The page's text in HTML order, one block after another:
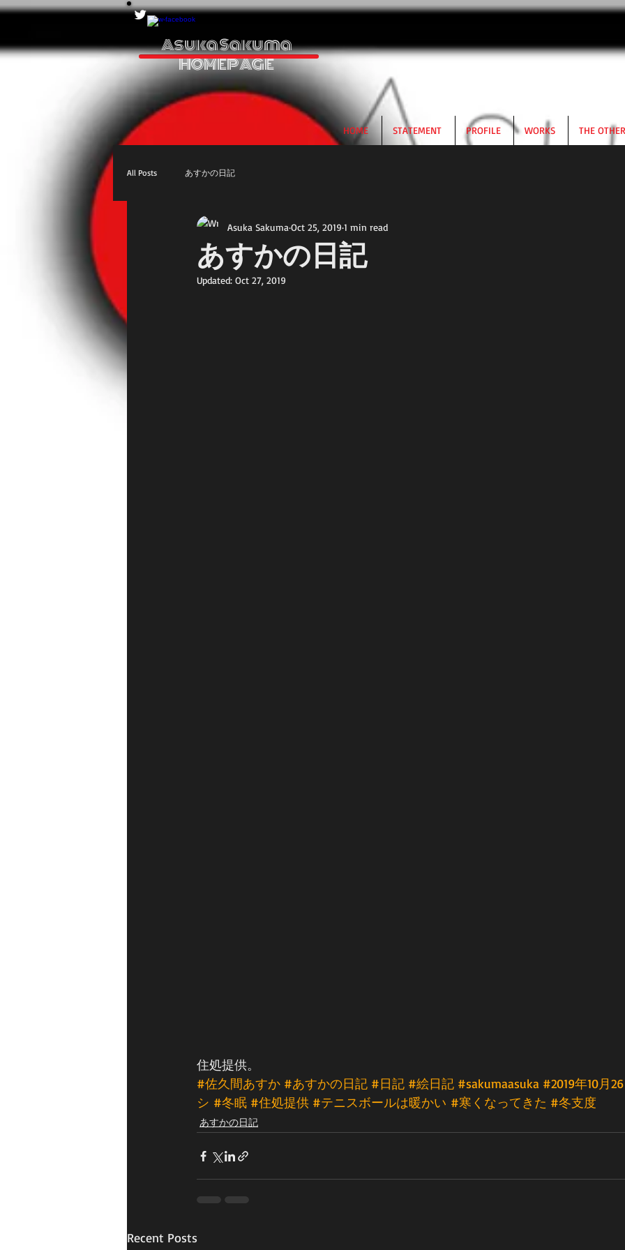
Asuka Sakuma
HOMEPAGE
HOME STATEMENT PROFILE WORKS THE
All Posts あすかの日記
あすかの日記
Asuka Sakuma Oct 25, 2019 1 min read
Updated: Oct 27, 2019
住処提供。
#佐久間あすか #あすかの日記 #日記 #絵日記 #sakumaasuka #2019年10月
シ #冬眠 #住処提供 #テニスボールは暖かい #寒くなってきた #冬支度
あすかの日記
Recent Posts